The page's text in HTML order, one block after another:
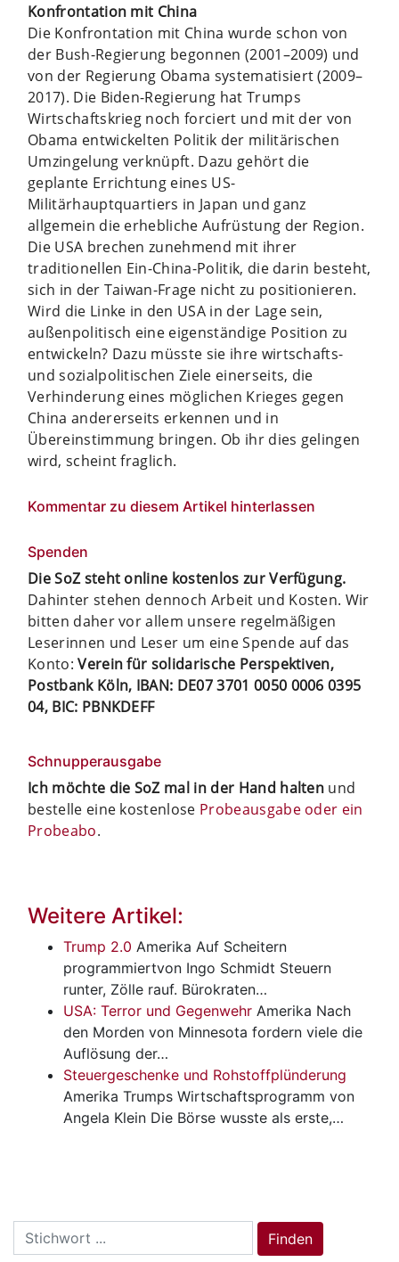
Konfrontation mit China
Die Konfrontation mit China wurde schon von
der Bush-Regierung begonnen (2001–2009) und
von der Regierung Obama systematisiert (2009–
2017). Die Biden-Regierung hat Trumps
Wirtschaftskrieg noch forciert und mit der von
Obama entwickelten Politik der militärischen
Umzingelung verknüpft. Dazu gehört die
geplante Errichtung eines US-
Militärhauptquartiers in Japan und ganz
allgemein die erhebliche Aufrüstung der Region.
Die USA brechen zunehmend mit ihrer
traditionellen Ein-China-Politik, die darin besteht,
sich in der Taiwan-Frage nicht zu positionieren.
Wird die Linke in den USA in der Lage sein,
außenpolitisch eine eigenständige Position zu
entwickeln? Dazu müsste sie ihre wirtschafts-
und sozialpolitischen Ziele einerseits, die
Verhinderung eines möglichen Krieges gegen
China andererseits erkennen und in
Übereinstimmung bringen. Ob ihr dies gelingen
wird, scheint fraglich.
Kommentar zu diesem Artikel hinterlassen
Spenden
Die SoZ steht online kostenlos zur Verfügung.
Dahinter stehen dennoch Arbeit und Kosten. Wir
bitten daher vor allem unsere regelmäßigen
Leserinnen und Leser um eine Spende auf das
Konto:Verein für solidarische Perspektiven,
Postbank Köln, IBAN: DE07 3701 0050 0006 0395
04, BIC: PBNKDEFF
Schnupperausgabe
Ich möchte die SoZ mal in der Hand halten und
bestelle eine kostenlose Probeausgabe oder ein
Probeabo.
Weitere Artikel:
Trump 2.0 Amerika Auf Scheitern
programmiertvon Ingo Schmidt Steuern
runter, Zölle rauf. Bürokraten…
USA: Terror und Gegenwehr Amerika Nach
den Morden von Minnesota fordern viele die
Auflösung der…
Steuergeschenke und Rohstoffplünderung
Amerika Trumps Wirtschaftsprogramm von
Angela Klein Die Börse wusste als erste,…
Search
for:
Finden